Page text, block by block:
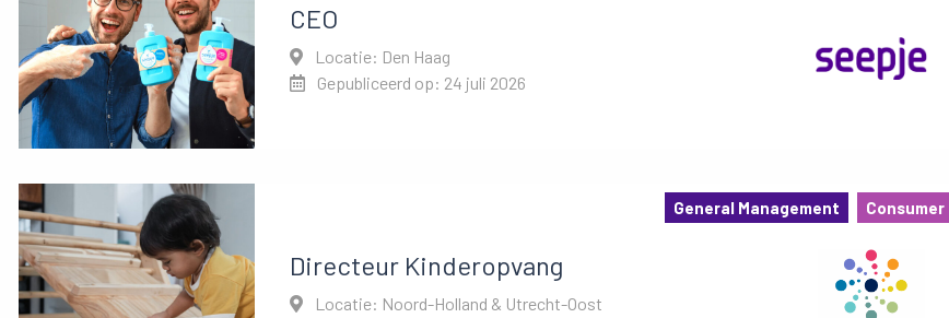
CEO
Locatie: Den Haag
Gepubliceerd op: 24 juli 2026
General Management Consumer
Directeur Kinderopvang
Locatie: Noord-Holland & Utrecht-Oost